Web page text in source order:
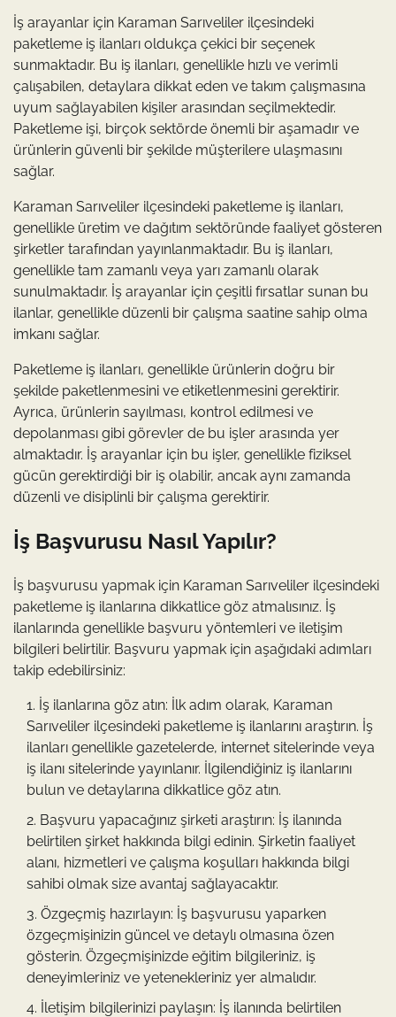
İş arayanlar için Karaman Sarıveliler ilçesindeki
paketleme iş ilanları oldukça çekici bir seçenek
sunmaktadır. Bu iş ilanları, genellikle hızlı ve verimli
çalışabilen, detaylara dikkat eden ve takım çalışmasına
uyum sağlayabilen kişiler arasından seçilmektedir.
Paketleme işi, birçok sektörde önemli bir aşamadır ve
ürünlerin güvenli bir şekilde müşterilere ulaşmasını
sağlar.
Karaman Sarıveliler ilçesindeki paketleme iş ilanları,
genellikle üretim ve dağıtım sektöründe faaliyet gösteren
şirketler tarafından yayınlanmaktadır. Bu iş ilanları,
genellikle tam zamanlı veya yarı zamanlı olarak
sunulmaktadır. İş arayanlar için çeşitli fırsatlar sunan bu
ilanlar, genellikle düzenli bir çalışma saatine sahip olma
imkanı sağlar.
Paketleme iş ilanları, genellikle ürünlerin doğru bir
şekilde paketlenmesini ve etiketlenmesini gerektirir.
Ayrıca, ürünlerin sayılması, kontrol edilmesi ve
depolanması gibi görevler de bu işler arasında yer
almaktadır. İş arayanlar için bu işler, genellikle fiziksel
gücün gerektirdiği bir iş olabilir, ancak aynı zamanda
düzenli ve disiplinli bir çalışma gerektirir.
İş Başvurusu Nasıl Yapılır?
İş başvurusu yapmak için Karaman Sarıveliler ilçesindeki
paketleme iş ilanlarına dikkatlice göz atmalısınız. İş
ilanlarında genellikle başvuru yöntemleri ve iletişim
bilgileri belirtilir. Başvuru yapmak için aşağıdaki adımları
takip edebilirsiniz:
İş ilanlarına göz atın: İlk adım olarak, Karaman
Sarıveliler ilçesindeki paketleme iş ilanlarını araştırın. İş
ilanları genellikle gazetelerde, internet sitelerinde veya
iş ilanı sitelerinde yayınlanır. İlgilendiğiniz iş ilanlarını
bulun ve detaylarına dikkatlice göz atın.
Başvuru yapacağınız şirketi araştırın: İş ilanında
belirtilen şirket hakkında bilgi edinin. Şirketin faaliyet
alanı, hizmetleri ve çalışma koşulları hakkında bilgi
sahibi olmak size avantaj sağlayacaktır.
Özgeçmiş hazırlayın: İş başvurusu yaparken
özgeçmişinizin güncel ve detaylı olmasına özen
gösterin. Özgeçmişinizde eğitim bilgileriniz, iş
deneyimleriniz ve yetenekleriniz yer almalıdır.
İletişim bilgilerinizi paylaşın: İş ilanında belirtilen